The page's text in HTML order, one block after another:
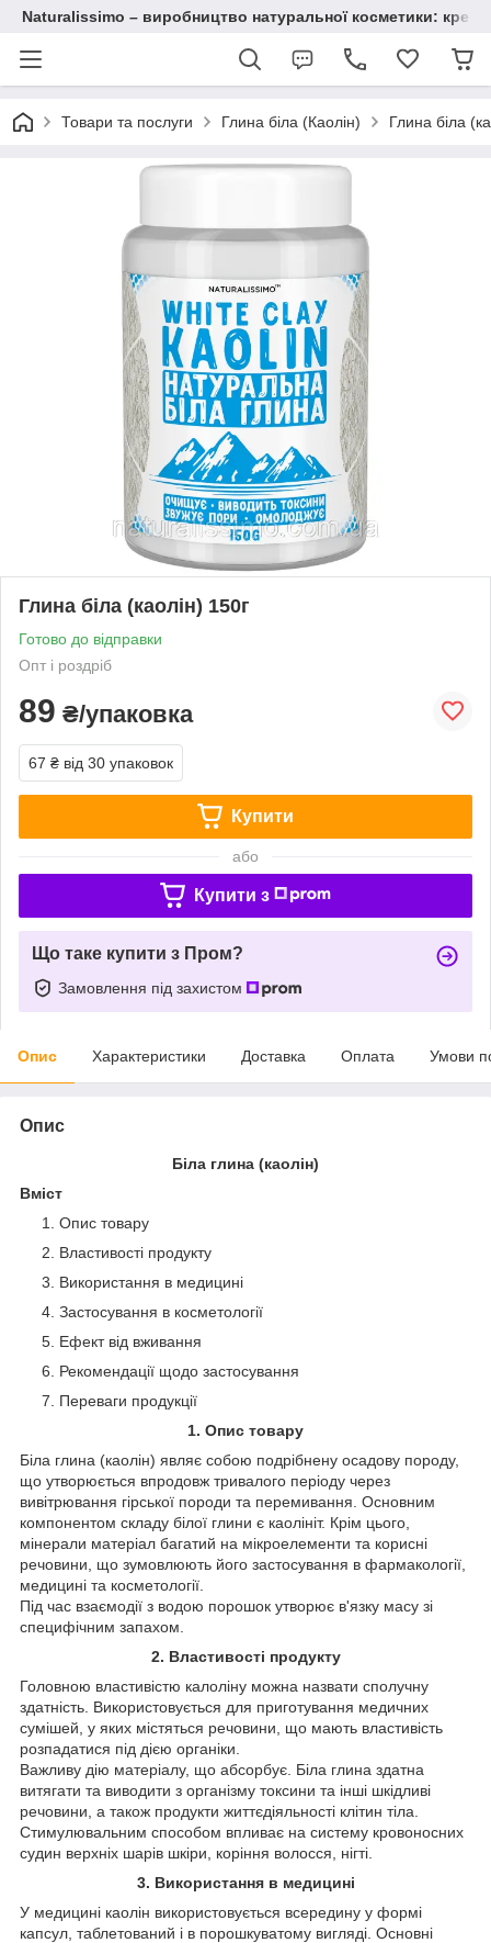
Naturalissimo – виробництво натуральної косметики:
Товари та послуги Глина біла (Каолін) Глина біла
Глина біла (каолін) 150г
Готово до відправки
Опт і роздріб
89 ₴/упаковка
67 ₴ від 30 упаковок
Купити
або
Купити з
Що таке купити з Пром?
Замовлення під захистом
Опис Характеристики Доставка Оплата Умови
Опис
Біла глина (каолін)
Вміст
Опис товару
Властивості продукту
Використання в медицині
Застосування в косметології
Ефект від вживання
Рекомендації щодо застосування
Переваги продукції
1. Опис товару
Біла глина (каолін) являє собою подрібнену осадову породу,
що утворюється впродовж тривалого періоду через
вивітрювання гірської породи та перемивання. Основним
компонентом складу білої глини є каолініт. Крім цього,
мінерали матеріал багатий на мікроелементи та корисні
речовини, що зумовлюють його застосування в фармакології,
медицині та косметології.
Під час взаємодії з водою порошок утворює в'язку масу зі
специфічним запахом.
2. Властивості продукту
Головною властивістю калоліну можна назвати сполучну
здатність. Використовується для приготування медичних
сумішей, у яких містяться речовини, що мають властивість
розпадатися під дією органіки.
Важливу дію матеріалу, що абсорбує. Біла глина здатна
витягати та виводити з організму токсини та інші шкідливі
речовини, а також продукти життєдіяльності клітин тіла.
Стимулювальним способом впливає на систему кровоносних
судин верхніх шарів шкіри, коріння волосся, нігті.
3. Використання в медицині
У медицині каолін використовується всередину у формі
капсул, таблетований і в порошкуватому вигляді. Основні